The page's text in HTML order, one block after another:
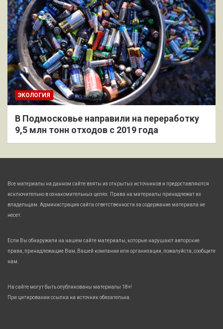
ЭКОЛОГИЯ
В Подмосковье направили на переработку
9,5 млн тонн отходов с 2019 года
Все материалы на данном сайте взяты из открытых источников и предоставляются
исключительно в ознакомительных целях. Права на материалы принадлежат их
владельцам. Администрация сайта ответственности за содержание материала не
несет.
Если Вы обнаружили на нашем сайте материалы, которые нарушают авторские
права, принадлежащие Вам, Вашей компании или организации, пожалуйста, сообщите
нам.
На сайте могут быть опубликованы материалы 18+!
При цитировании ссылка на источник обязательна.